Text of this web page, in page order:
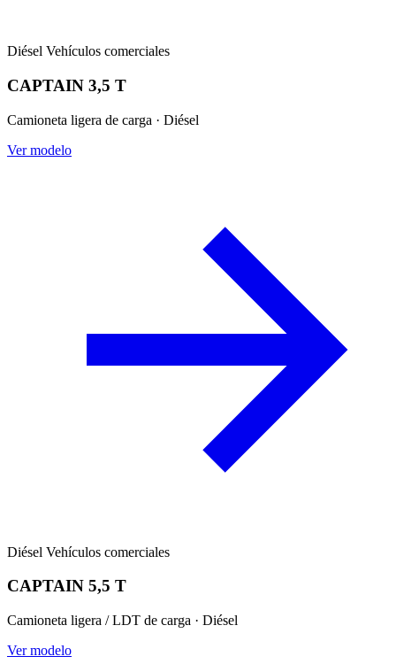
Diésel Vehículos comerciales
CAPTAIN 3,5 T
Camioneta ligera de carga · Diésel
Ver modelo
Diésel Vehículos comerciales
CAPTAIN 5,5 T
Camioneta ligera / LDT de carga · Diésel
Ver modelo